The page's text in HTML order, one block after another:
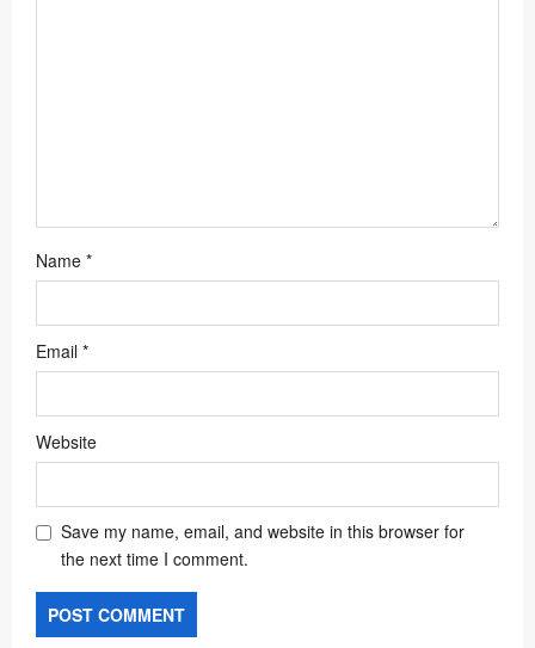
Name *
Email *
Website
Save my name, email, and website in this browser for
the next time I comment.